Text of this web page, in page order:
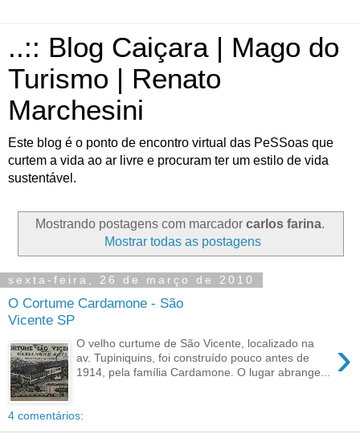
..:: Blog Caiçara | Mago do
Turismo | Renato
Marchesini
Este blog é o ponto de encontro virtual das PeSSoas que
curtem a vida ao ar livre e procuram ter um estilo de vida
sustentável.
Mostrando postagens com marcador carlos farina.
Mostrar todas as postagens
sexta-feira, 26 de março de 2010
O Cortume Cardamone - São
Vicente SP
›
O velho curtume de São Vicente, localizado na
av. Tupiniquins, foi construído pouco antes de
1914, pela família Cardamone. O lugar abrange...
4 comentários: